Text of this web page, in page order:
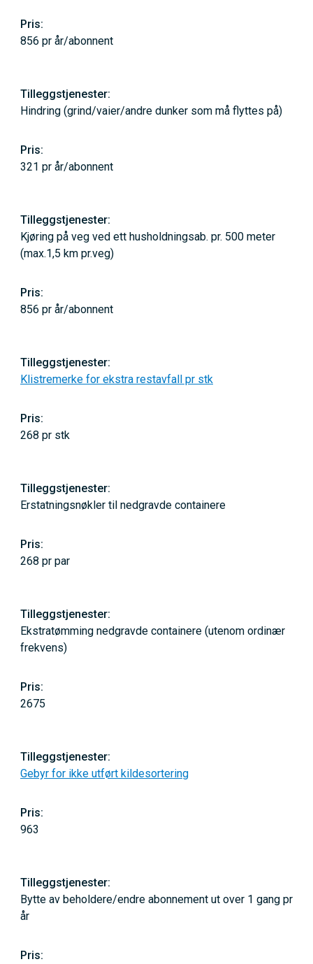
856 pr år/abonnent
Hindring (grind/vaier/andre dunker som må flyttes på)
321 pr år/abonnent
Kjøring på veg ved ett husholdningsab. pr. 500 meter
(max.1,5 km pr.veg)
856 pr år/abonnent
Klistremerke for ekstra restavfall pr stk
268 pr stk
Erstatningsnøkler til nedgravde containere
268 pr par
Ekstratømming nedgravde containere (utenom ordinær
frekvens)
2675
Gebyr for ikke utført kildesortering
963
Bytte av beholdere/endre abonnement ut over 1 gang pr
år